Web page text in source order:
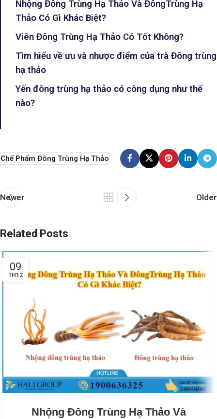
Nhộng Đông Trùng Hạ Thảo Và ĐôngTrùng Hạ
Thảo Có Gì Khác Biệt?
Viên Đông Trùng Hạ Thảo Có Tốt Không?
Tìm hiểu về ưu và nhược điểm của trà Đông trùng
hạ thảo
Yến đông trùng hạ thảo có công dụng như thế
nào?
Chế Phẩm Đông Trùng Hạ Thảo
Newer Older
Related Posts
09
TH12
Nhộng Đông Trùng Hạ Thảo Và